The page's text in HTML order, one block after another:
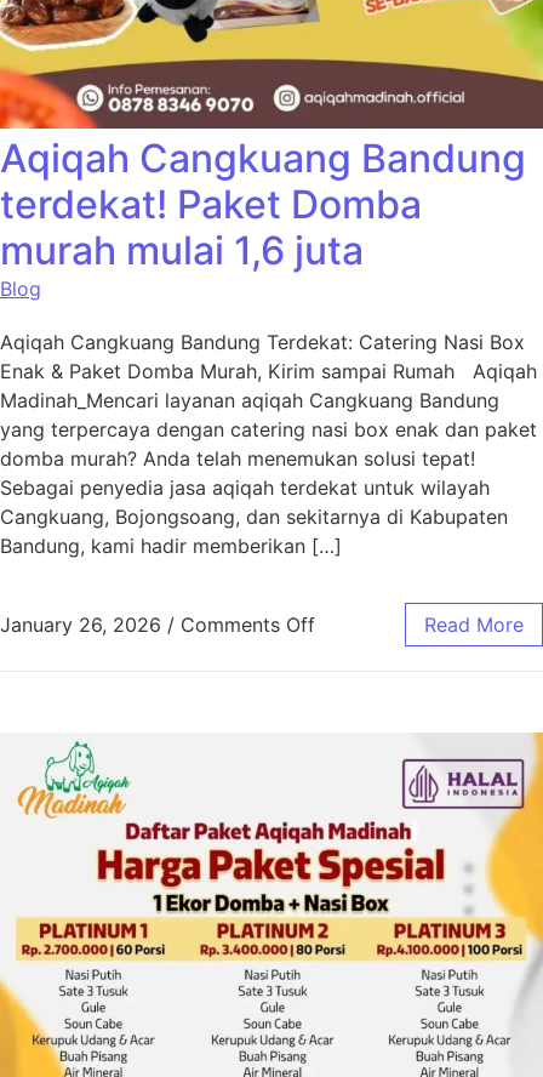
Aqiqah Cangkuang Bandung
terdekat! Paket Domba
murah mulai 1,6 juta
Blog
Aqiqah Cangkuang Bandung Terdekat: Catering Nasi Box
Enak & Paket Domba Murah, Kirim sampai Rumah Aqiqah
Madinah_Mencari layanan aqiqah Cangkuang Bandung
yang terpercaya dengan catering nasi box enak dan paket
domba murah? Anda telah menemukan solusi tepat!
Sebagai penyedia jasa aqiqah terdekat untuk wilayah
Cangkuang, Bojongsoang, dan sekitarnya di Kabupaten
Bandung, kami hadir memberikan […]
January 26, 2026 / Comments Off Read More